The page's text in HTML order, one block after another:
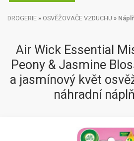
DROGERIE » OSVĚŽOVAČE VZDUCHU »
Air Wick Essential
Peony & Jasmine
a jasmínový květ
náhradní